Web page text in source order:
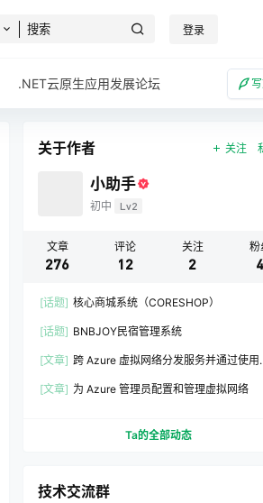
登录
.NET云原生应用发展论坛
关于作者 关注
小助手
初中 Lv2
文章
276
评论
12
关注
2
粉
4
[话题] 核心商城系统（CORESHOP）
[话题] BNBJOY民宿管理系统
[文章] 跨 Azure 虚拟网络分发服务并通过使用
[文章] 为 Azure 管理员配置和管理虚拟网络
Ta的全部动态
技术交流群